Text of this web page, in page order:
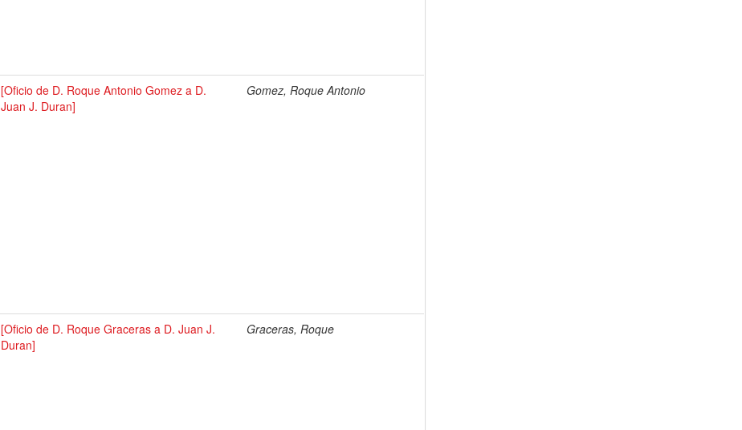
[Oficio de D. Roque Antonio Gomez a D.
Juan J. Duran]
Gomez, Roque Antonio
[Oficio de D. Roque Graceras a D. Juan J.
Duran]
Graceras, Roque